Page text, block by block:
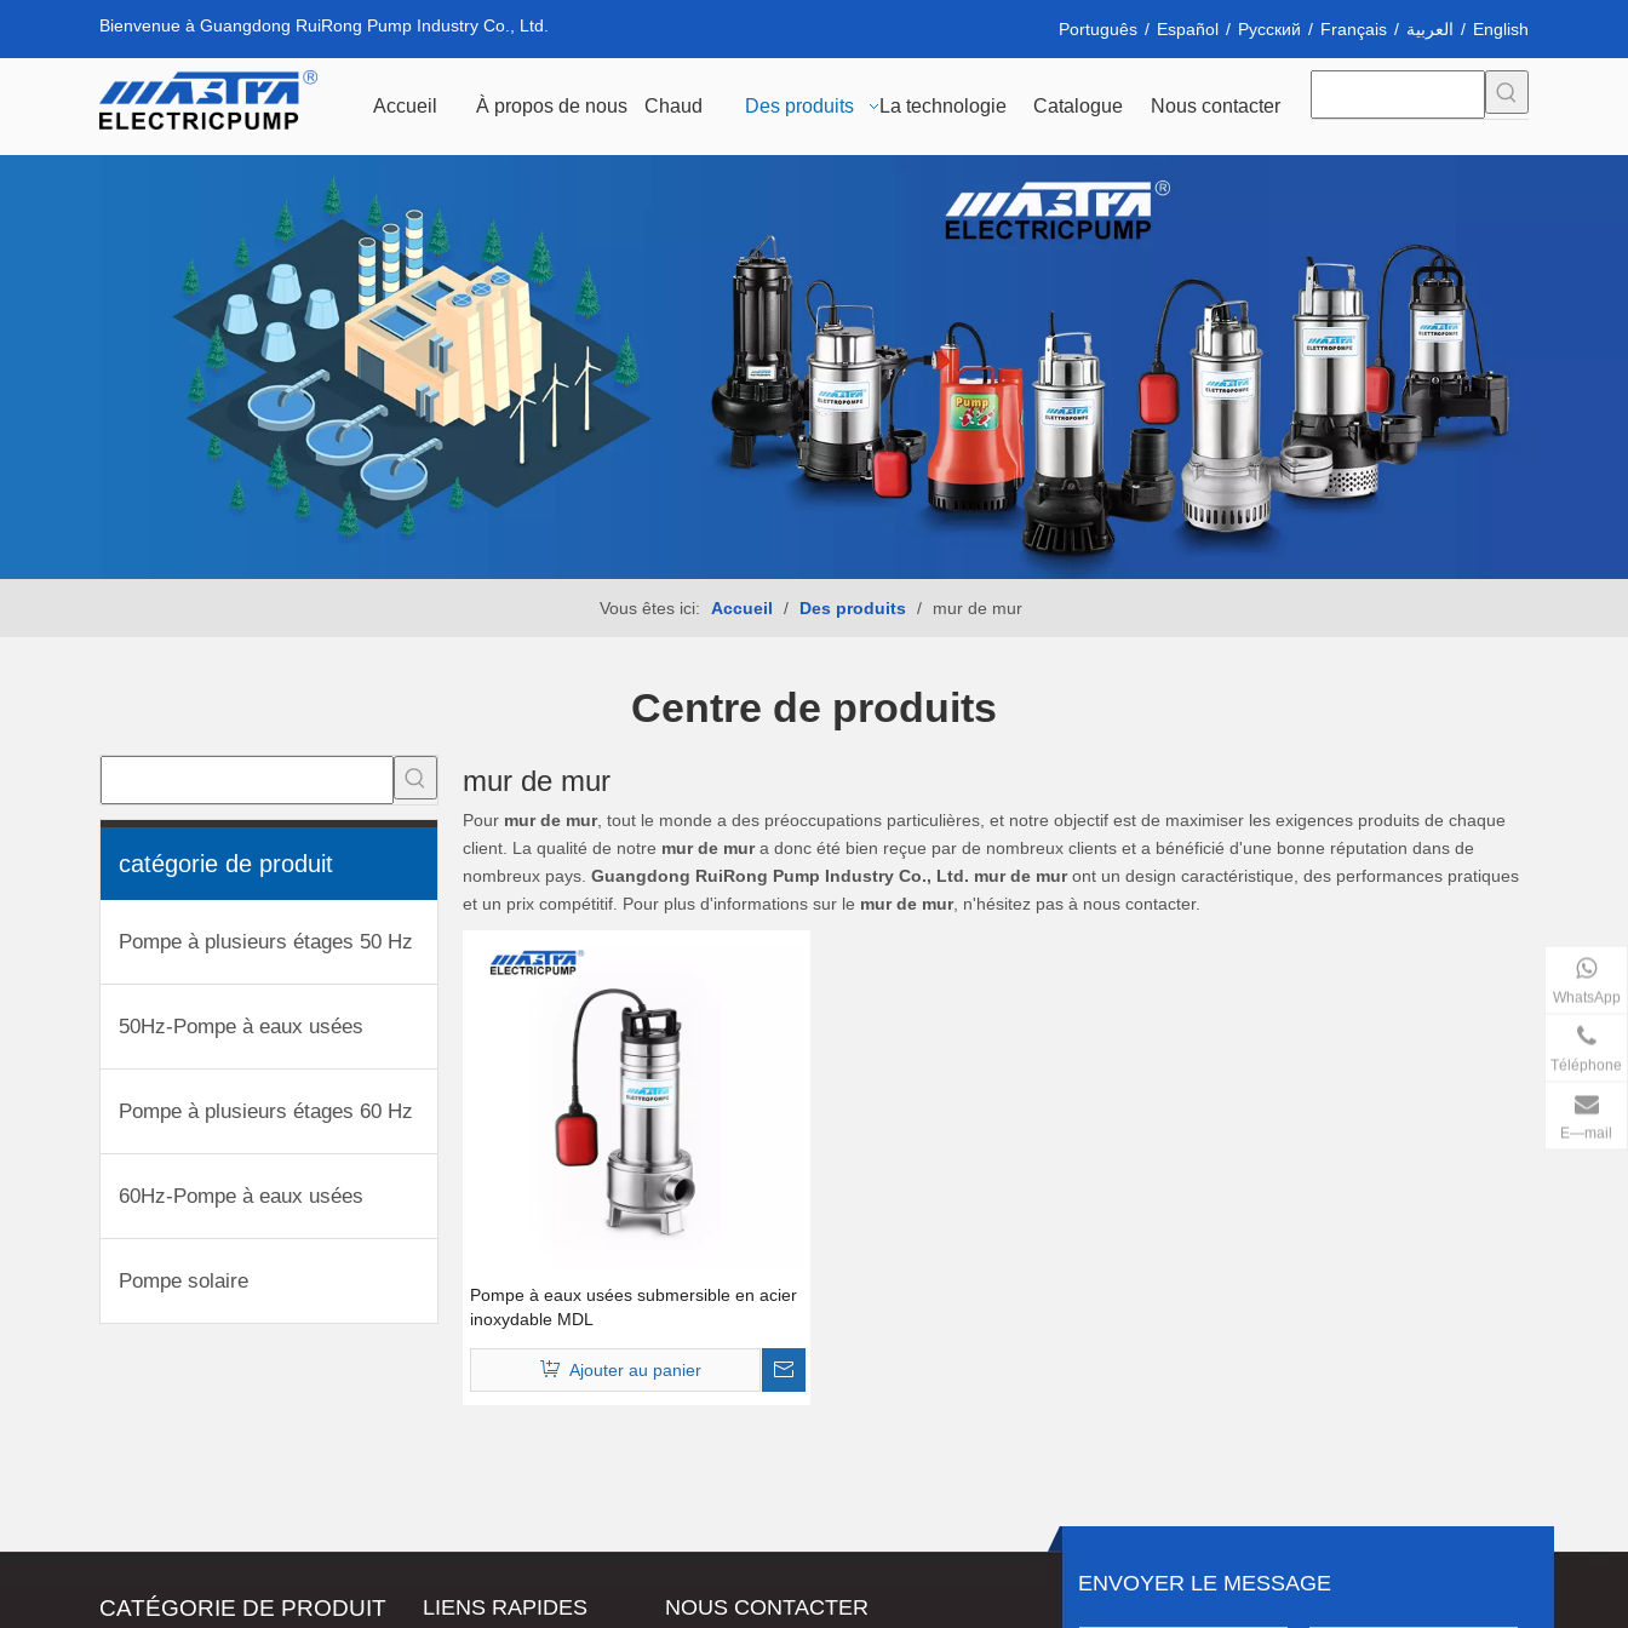
Bienvenue à Guangdong RuiRong Pump Industry Co., Ltd. Português / Español / Pусский / Français / العربية / English
Accueil À propos de nous Chaud Des produits La technologie Catalogue Nous contacter
Vous êtes ici: Accueil / Des produits / mur de mur
Centre de produits
catégorie de produit
Pompe à plusieurs étages 50 Hz
50Hz-Pompe à eaux usées
Pompe à plusieurs étages 60 Hz
60Hz-Pompe à eaux usées
Pompe solaire
mur de mur
Pour mur de mur, tout le monde a des préoccupations particulières, et notre objectif est de maximiser les exigences produits de chaque
client. La qualité de notre mur de mura donc été bien reçue par de nombreux clients et a bénéficié d'une bonne réputation dans de
nombreux pays. Guangdong RuiRong Pump Industry Co., Ltd. mur de muront un design caractéristique, des performances pratiques
et un prix compétitif. Pour plus d'informations sur le mur de mur, n'hésitez pas à nous contacter.
Pompe à eaux usées submersible en acier
inoxydable MDL
Ajouter au panier
CATÉGORIE DE PRODUIT
WhatsApp
Téléphone
E—mail
LIENS RAPIDES NOUS CONTACTER
ENVOYER LE MESSAGE